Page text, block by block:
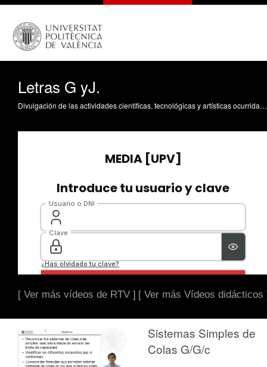
Letras G yJ.
Divulgación de las actividades científicas, tecnológicas y artísticas ocurridas en los tres campus de la UPV
[ Ver más vídeos de RTV ] [ Ver más Vídeos didácticos
Sistemas Simples de
Colas G/G/c